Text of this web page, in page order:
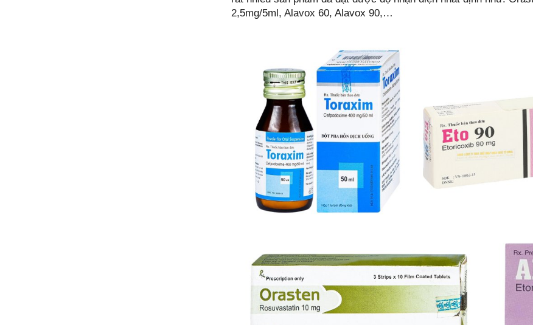
2,5mg/5ml, Alavox 60, Alavox 90,…